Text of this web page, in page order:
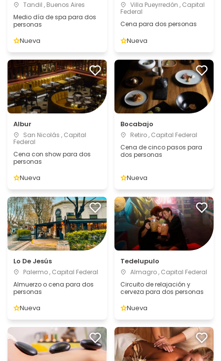
Tandil , Buenos Aires
Medio día de spa para dos
personas
Nueva
Villa Pueyrredón , Capital
Federal
Cena para dos personas
Nueva
Albur
San Nicolás , Capital
Federal
Cena con show para dos
personas
Nueva
Bocabajo
Retiro , Capital Federal
Cena de cinco pasos para
dos personas
Nueva
Lo De Jesús
Palermo , Capital Federal
Almuerzo o cena para dos
personas
Nueva
Tedelupulo
Almagro , Capital Federal
Circuito de relajación y
cerveza para dos personas
Nueva